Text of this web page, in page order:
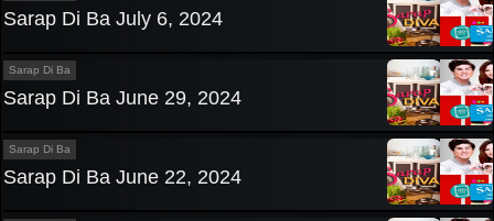
Sarap Di Ba July 6, 2024
Sarap Di Ba
Sarap Di Ba June 29, 2024
Sarap Di Ba
Sarap Di Ba June 22, 2024